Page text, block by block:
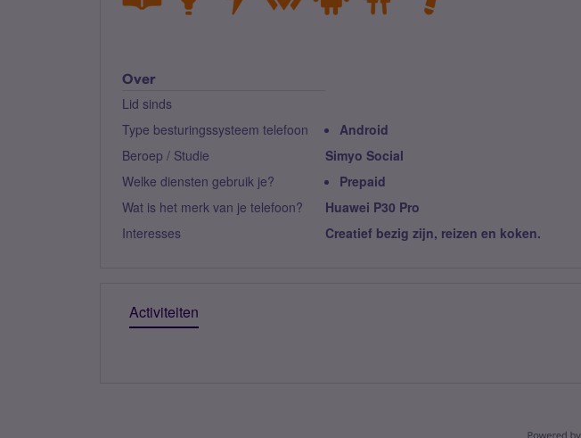
Over
Lid sinds
Type besturingssysteem telefoon
Android
Beroep / Studie
Simyo Social
Welke diensten gebruik je?
Prepaid
Wat is het merk van je telefoon?
Huawei P30 Pro
Interesses
Creatief bezig zijn, reizen en koken.
Activiteiten